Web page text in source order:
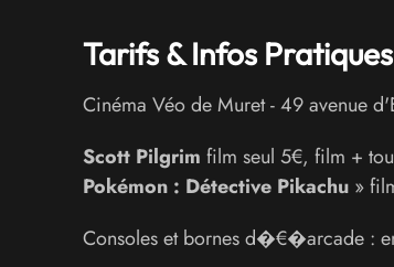
Tarifs & Infos Pratiques
Cinéma Véo de Muret-49 avenue
Scott Pilgrim film seul 5€, film +
Pokémon : Détective Pikachu»
Consoles et bornes d�€�arcade :